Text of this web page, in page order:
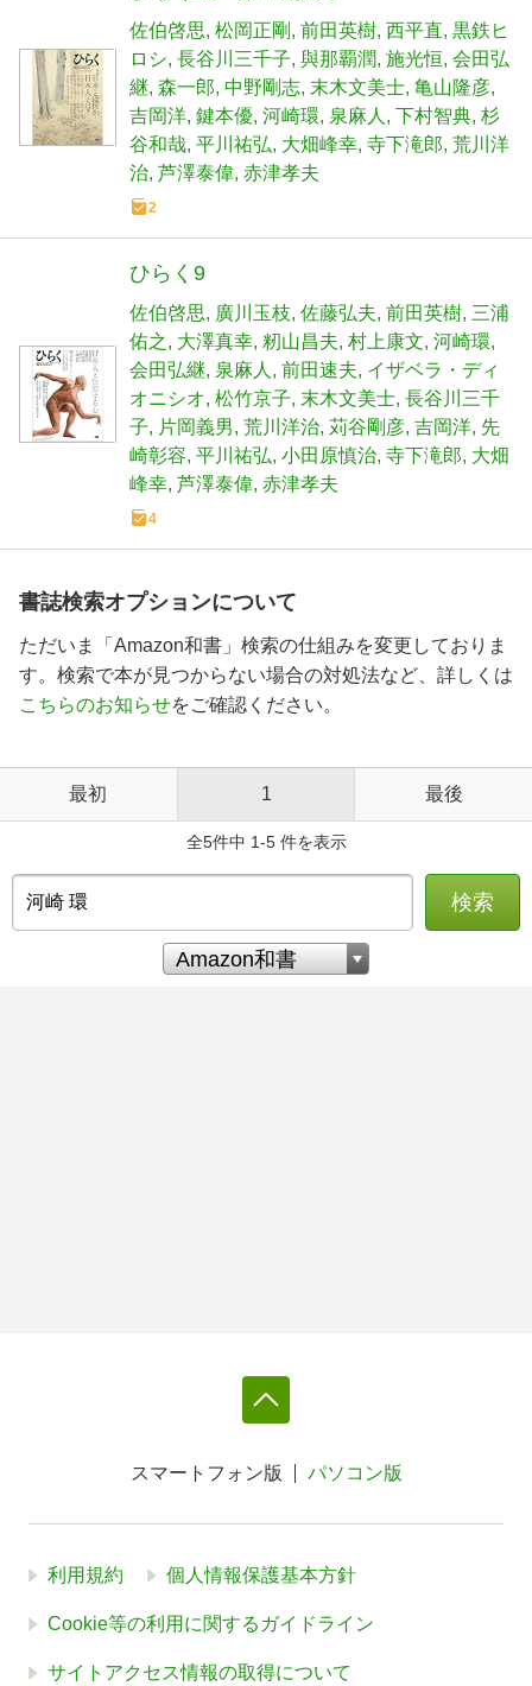
佐伯啓思 松岡正剛 前田英樹 西平直 黒鉄ヒ
ロシ 長谷川三千子 與那覇潤 施光恒 会田弘
継 森一郎 中野剛志 末木文美士 亀山隆彦
吉岡洋 鍵本優 河崎環 泉麻人 下村智典 杉
谷和哉 平川祐弘 大畑峰幸 寺下滝郎 荒川洋
治 芦澤泰偉 赤津孝夫
2
ひらく9
佐伯啓思 廣川玉枝 佐藤弘夫 前田英樹 三浦
佑之
大澤真幸 籾山昌夫 村上康文 河崎環
会田弘継 泉麻人 前田速夫 イザベラ・ディ
オニシオ 松竹京子 末木文美士 長谷川三千
子
片岡義男 荒川洋治 苅谷剛彦 吉岡洋 先
崎彰容 平川祐弘 小田原慎治 寺下滝郎 大畑
峰幸 芦澤泰偉 赤津孝夫
4
書誌検索オプションについて
ただいま「Amazon和書」検索の仕組みを変更しておりま
す。検索で本が見つからない場合の対処法など、詳しくは
こちらのお知らせをご確認ください。
最初 1 最後
全5件中 1-5 件を表示
検索
スマートフォン版 パソコン版
利用規約 個人情報保護基本方針
Cookie等の利用に関するガイドライン
サイトアクセス情報の取得について